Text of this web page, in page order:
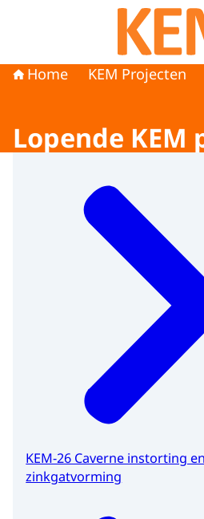
Naar de homepage
Home KEM Projecten
Lopende KEM
KEM-26 Caverne instorting
zinkgatvorming